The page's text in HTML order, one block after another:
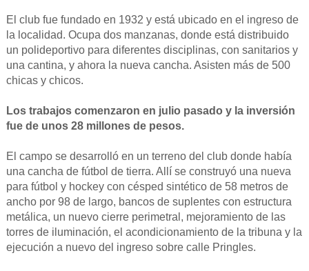
El club fue fundado en 1932 y está ubicado en el ingreso de
la localidad. Ocupa dos manzanas, donde está distribuido
un polideportivo para diferentes disciplinas, con sanitarios y
una cantina, y ahora la nueva cancha. Asisten más de 500
chicas y chicos.
Los trabajos comenzaron en julio pasado y la inversión
fue de unos 28 millones de pesos.
El campo se desarrolló en un terreno del club donde había
una cancha de fútbol de tierra. Allí se construyó una nueva
para fútbol y hockey con césped sintético de 58 metros de
ancho por 98 de largo, bancos de suplentes con estructura
metálica, un nuevo cierre perimetral, mejoramiento de las
torres de iluminación, el acondicionamiento de la tribuna y la
ejecución a nuevo del ingreso sobre calle Pringles.